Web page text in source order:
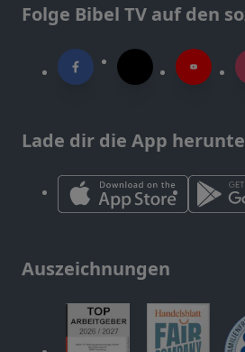
Folge Bibel TV auf den
Lade dir die App
Auszeichnungen